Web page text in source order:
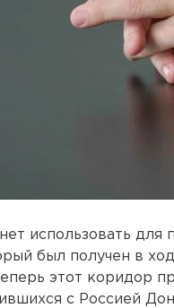
использовать для
был получен в
этот коридор
с Россией